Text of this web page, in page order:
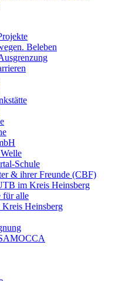
Beleben
Schule
& ihrer Freunde (CBF)
im Kreis Heinsberg
für alle
Heinsberg